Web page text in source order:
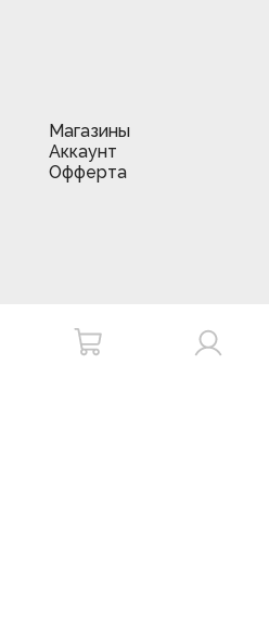
Магазины
Аккаунт
Офферта